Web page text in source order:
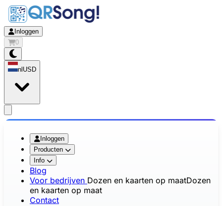
Inloggen
0
nl USD
Inloggen
Producten
Info
Blog
Voor bedrijven Dozen en kaarten op maatDozen
en kaarten op maat
Contact